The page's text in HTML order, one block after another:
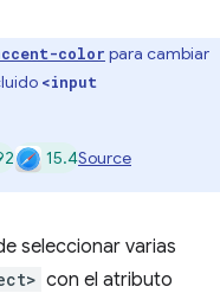
color para cambiar
<input
15.4Source
seleccionar varias
con el atributo